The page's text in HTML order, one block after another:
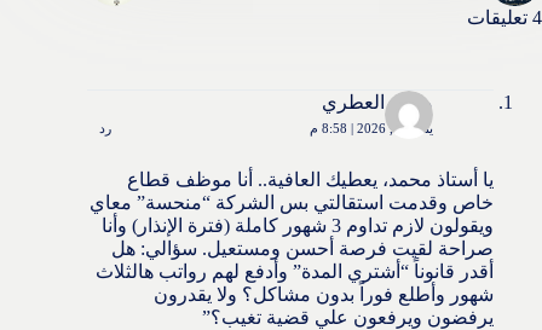
4 تعليقات
محمد العطري
يناير 26, 2026 | 8:58 م رد
يا أستاذ محمد، يعطيك العافية.. أنا موظف قطاع
خاص وقدمت استقالتي بس الشركة “منحسة” معاي
ويقولون لازم تداوم 3 شهور كاملة (فترة الإنذار) وأنا
صراحة لقيت فرصة أحسن ومستعيل. سؤالي: هل
أقدر قانوناً “أشتري المدة” وأدفع لهم رواتب هالثلاث
شهور وأطلع فوراً بدون مشاكل؟ ولا يقدرون
يرفضون ويرفعون علي قضية تغيب؟”